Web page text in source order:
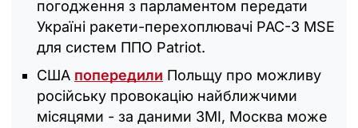
погодження з парламентом передати
Україні ракети-перехоплювачі РАС-3 MSE
для систем ППО Patriot.
США попередили Польщу про можливу
російську провокацію найближчими
місяцями - за даними ЗМІ, Москва може